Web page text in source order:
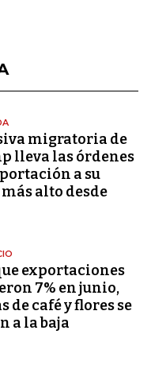
migratoria de
lleva las órdenes
a su
alto desde
exportaciones
7% en junio,
de café y flores se
a la baja